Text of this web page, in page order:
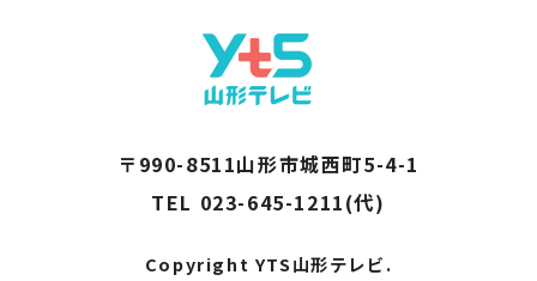
〒990-8511山形市城西町5-4-1
TEL 023-645-1211(代)
Copyright YTS山形テレビ.